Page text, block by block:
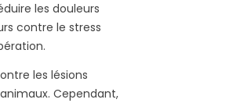
les douleurs
contre le stress
les lésions
Cependant,